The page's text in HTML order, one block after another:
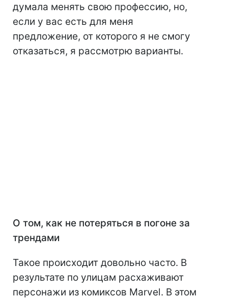
думала менять свою профессию, но,
если у вас есть для меня
предложение, от которого я не смогу
отказаться, я рассмотрю варианты.
О том, как не потеряться в погоне за
трендами
Такое происходит довольно часто. В
результате по улицам расхаживают
персонажи из комиксов Marvel. В этом